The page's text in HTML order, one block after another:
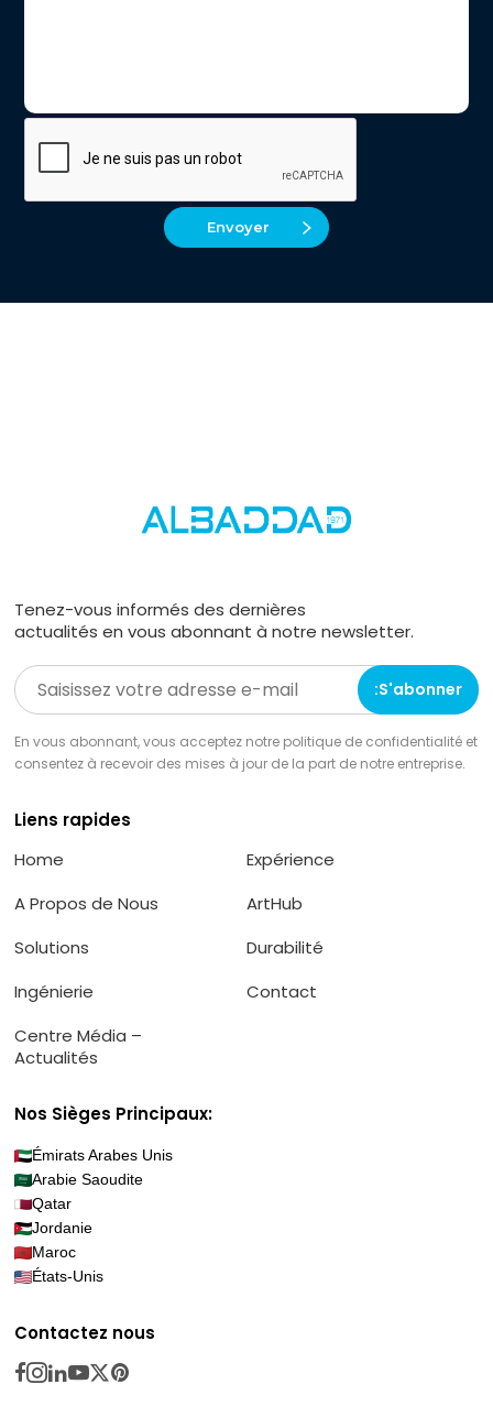
Envoyer
Tenez-vous informés des dernières
actualités en vous abonnant à notre newsletter.
En vous abonnant, vous acceptez notre politique de confidentialité et
consentez à recevoir des mises à jour de la part de notre entreprise.
Liens rapides
Home
A Propos de Nous
Solutions
Ingénierie
Centre Média –
Actualités
Expérience
ArtHub
Durabilité
Contact
Nos Sièges Principaux:
Émirats Arabes Unis
Arabie Saoudite
Qatar
Jordanie
Maroc
États-Unis
Contactez nous